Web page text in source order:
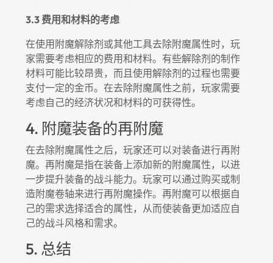
3.3 费用和材料的考虑
在使用附魔解除剂或其他工具去除附魔属性时，玩
家需要考虑相应的费用和材料。有些解除剂的制作
材料可能比较昂贵，而且使用解除剂的过程也需要
支付一定的金币。在去除附魔属性之前，玩家需要
考虑自己的经济状况和材料的可获得性。
4. 附魔装备的再附魔
在去除附魔属性之后，玩家还可以对装备进行再附
魔。再附魔是指在装备上添加新的附魔属性，以进
一步提升装备的战斗能力。玩家可以通过购买或制
造附魔卷轴来进行再附魔操作。再附魔可以根据自
己的需求选择适合的属性，从而使装备更加适应自
己的战斗风格和需求。
5. 总结